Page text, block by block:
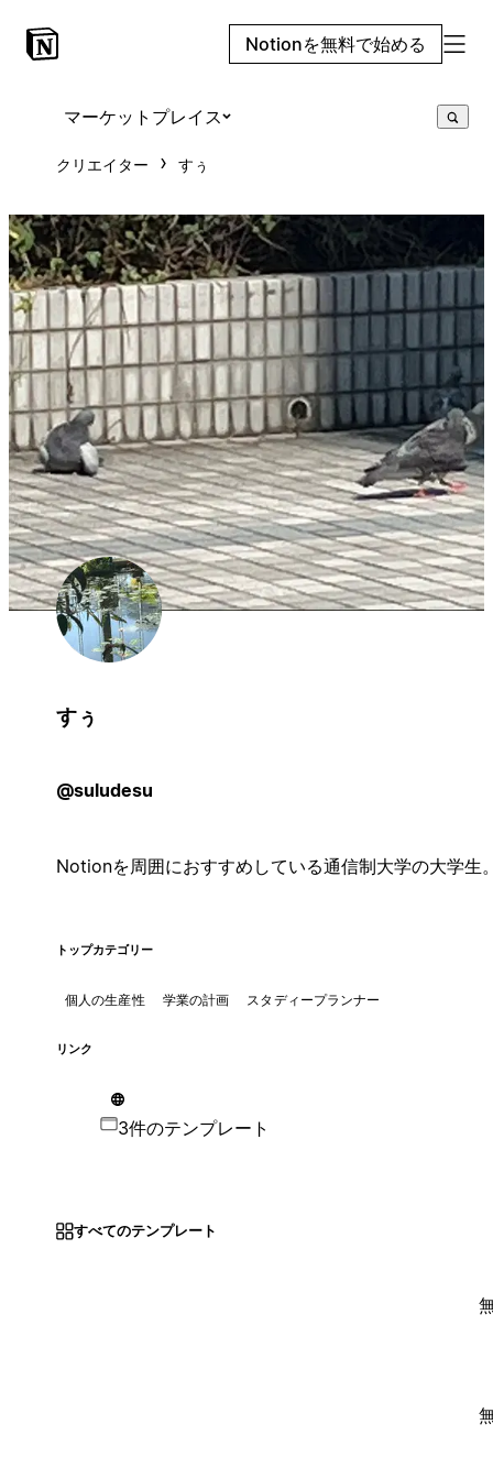
Notionを無料で始める
マーケットプレイス
クリエイター すぅ
すぅ
@suludesu
Notionを周囲におすすめしている通信制大学の大学生
トップカテゴリー
個人の生産性 学業の計画 スタディープランナー
リンク
3件のテンプレート
すべてのテンプレート